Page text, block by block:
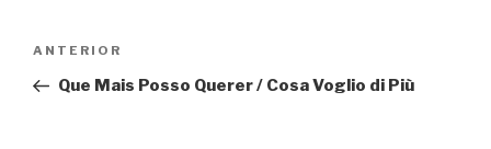
Post
Anterior
ANTERIOR
Que Mais Posso Querer / Cosa Voglio di Più